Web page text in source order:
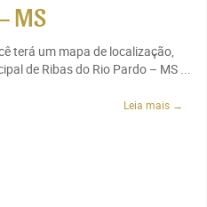
MS
terá um mapa de localização,
de Ribas do Rio Pardo – MS ...
Leia mais →